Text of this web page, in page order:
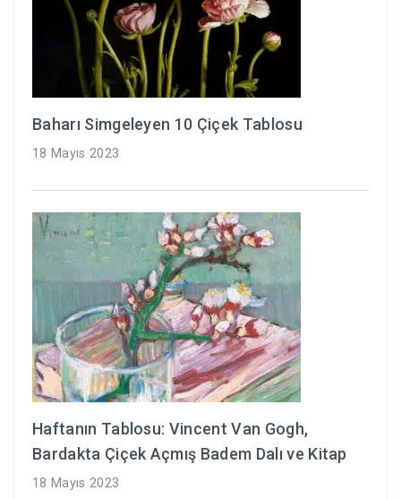
Baharı Simgeleyen 10 Çiçek Tablosu
18 Mayıs 2023
Haftanın Tablosu: Vincent Van Gogh,
Bardakta Çiçek Açmış Badem Dalı ve Kitap
18 Mayıs 2023